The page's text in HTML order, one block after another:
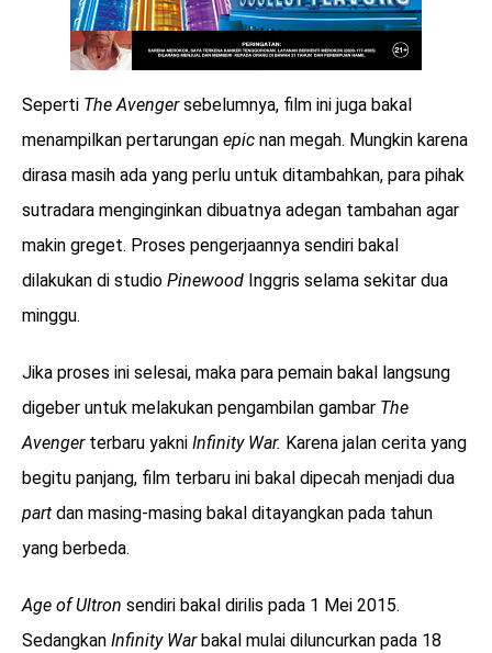
Seperti The Avengersebelumnya, film ini juga bakal
menampilkan pertarungan epic nan megah. Mungkin karena
dirasa masih ada yang perlu untuk ditambahkan, para pihak
sutradara menginginkan dibuatnya adegan tambahan agar
makin greget. Proses pengerjaannya sendiri bakal
dilakukan di studio Pinewood Inggris selama sekitar dua
minggu.
Jika proses ini selesai, maka para pemain bakal langsung
digeber untuk melakukan pengambilan gambar The
Avengerterbaru yakni Infinity War. Karena jalan cerita yang
begitu panjang, film terbaru ini bakal dipecah menjadi dua
part dan masing-masing bakal ditayangkan pada tahun
yang berbeda.
Age of Ultron sendiri bakal dirilis pada 1 Mei 2015.
Sedangkan Infinity Warbakal mulai diluncurkan pada 18